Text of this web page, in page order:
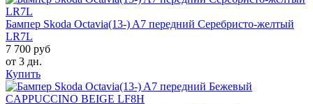
Бампер Skoda Octavia(13-) A7 передний Серебристо-желтый
LR7L
7 700 руб
от 3 дн.
Купить